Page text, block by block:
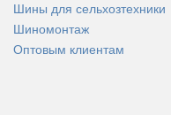
Шины для сельхозтехники
Шиномонтаж
Оптовым клиентам